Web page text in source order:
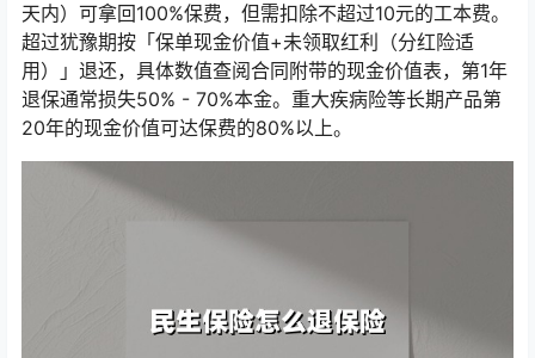
天内）可拿回100%保费，但需扣除不超过10元的工本费。
超过犹豫期按「保单现金价值+未领取红利（分红险适
用）」退还，具体数值查阅合同附带的现金价值表，第1年
退保通常损失50% - 70%本金。重大疾病险等长期产品第
20年的现金价值可达保费的80%以上。